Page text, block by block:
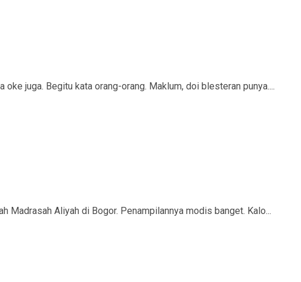
oke juga. Begitu kata orang-orang. Maklum, doi blesteran punya....
Madrasah Aliyah di Bogor. Penampilannya modis banget. Kalo...